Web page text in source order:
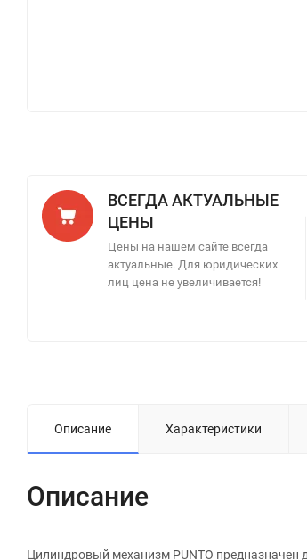
ВСЕГДА АКТУАЛЬНЫЕ
ЦЕНЫ
Цены на нашем сайте всегда
актуальные. Для юридических
лиц цена не увеличивается!
Описание Характеристики
Описание
Цилиндровый механизм PUNTO предназначен